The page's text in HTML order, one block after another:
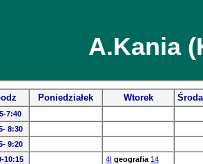
A.Kania
Poniedziałek Wtorek Środa
7:40
8:30
9:20
10:15 4I geografia 14